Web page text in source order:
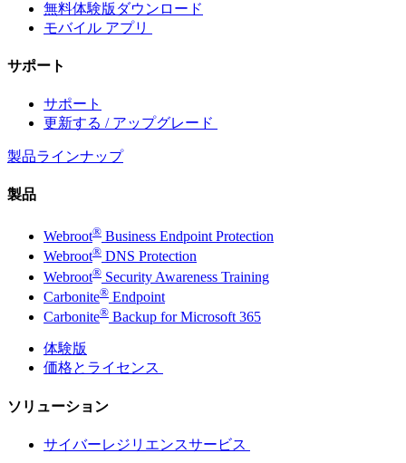
無料体験版ダウンロード
モバイル アプリ
サポート
サポート
更新する / アップグレード
製品ラインナップ
製品
Webroot® Business Endpoint Protection
Webroot® DNS Protection
Webroot® Security Awareness Training
Carbonite® Endpoint
Carbonite® Backup for Microsoft 365
体験版
価格とライセンス
ソリューション
サイバーレジリエンスサービス